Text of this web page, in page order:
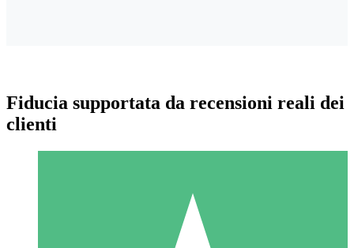
Fiducia supportata da recensioni reali dei
clienti